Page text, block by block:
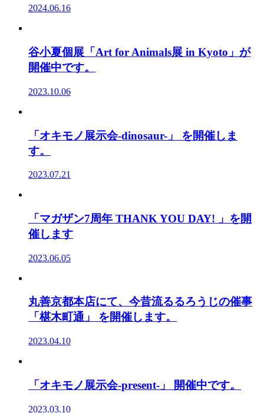
2024.06.16
谷小夏個展「Art for Animals展 in Kyoto」が
開催中です。
2023.10.06
「オキモノ展示会-dinosaur-」 を開催しま
す。
2023.07.21
「マガザン7周年 THANK YOU DAY! 」を開
催します
2023.06.05
丸善京都本店にて、今昔流るるろうじの催事
「椹木町通」 を開催します。
2023.04.10
「オキモノ展示会-present-」 開催中です。
2023.03.10